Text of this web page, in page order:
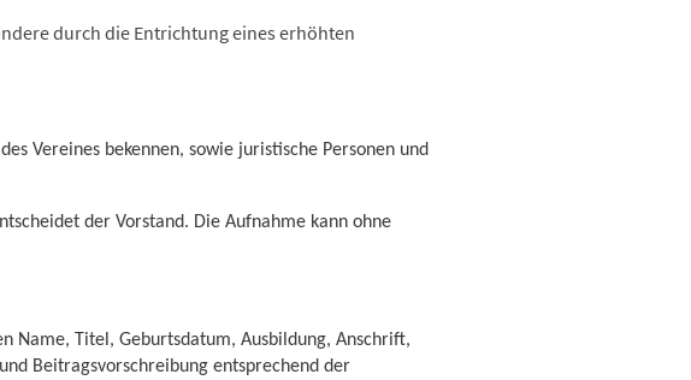
durch die Entrichtung eines erhöhten
Vereines bekennen, sowie juristische Personen und
der Vorstand. Die Aufnahme kann ohne
Name, Titel, Geburtsdatum, Ausbildung, Anschrift,
Beitragsvorschreibung entsprechend der